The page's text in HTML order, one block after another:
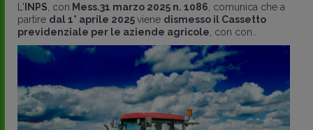
L' INPS , con Mess.31 marzo 2025 n. 1086 , comunica che a
partire dal 1° aprile 2025viene dismesso il Cassetto
previdenziale per le aziende agricole , con con..